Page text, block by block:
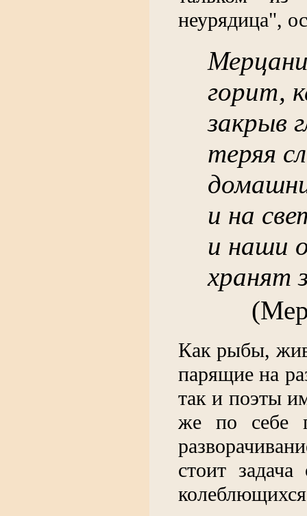
неурядица",
горит,
закрыв
теряя
и на
и наши
хранят
Как рыбы,
парящие на
так и поэты
же по себе
стоит